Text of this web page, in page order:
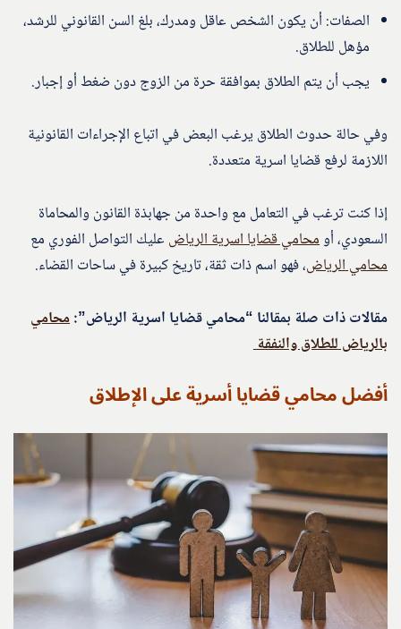
الصفات: أن يكون الشخص عاقل ومدرك، بلغ السن القانوني للرشد،
مؤهل للطلاق.
يجب أن يتم الطلاق بموافقة حرة من الزوج دون ضغط أو إجبار.
وفي حالة حدوث الطلاق يرغب البعض في اتباع الإجراءات القانونية
اللازمة لرفع قضايا اسرية متعددة.
إذا كنت ترغب في التعامل مع واحدة من جهابذة القانون والمحاماة
السعودي، أومحامي قضايا اسرية الرياض عليك التواصل الفوري مع
محامي الرياض، فهو اسم ذات ثقة، تاريخ كبيرة في ساحات القضاء.
مقالات ذات صلة بمقالنا “محامي قضايا اسرية الرياض”:محامي
بالرياض للطلاق والنفقة
أفضل محامي قضايا أسرية على الإطلاق